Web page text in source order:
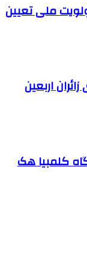
ملی تعیین
اربعین
کلمبیا هک